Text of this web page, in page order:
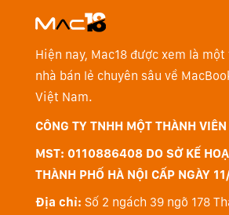
Hiện nay, Mac18 được xem là
nhà bán lẻ chuyên sâu về
Việt Nam.
CÔNG TY TNHH MỘT THÀNH
MST: 0110886408 DO SỞ KẾ
THÀNH PHỐ HÀ NỘI CẤP NGÀY
Địa chỉ: Số 2 ngách 39 ngõ 178